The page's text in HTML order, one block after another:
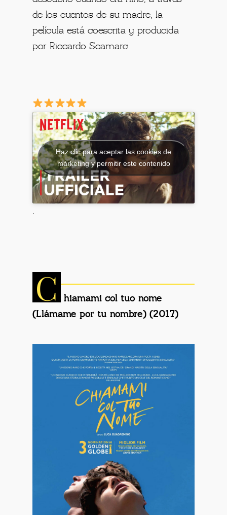
de los cuentos de su madre, la
película está coescrita y producida
por Riccardo Scamarc
Haz clic para aceptar las cookies de
márketing y permitir este contenido
.
C
hiamami col tuo nome
(Llámame por tu nombre) (2017)